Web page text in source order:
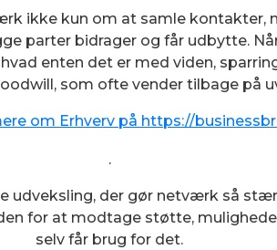
ikke kun om at samle kontakter,
parter bidrager og får udbytte.
enten det er med viden,
som ofte vender tilbage på
om Erhverv på https://
.
udveksling, der gør netværk så
for at modtage støtte,
selv får brug for det.